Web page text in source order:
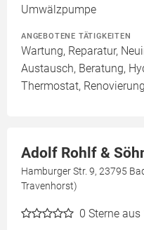
Umwälzpumpe
ANGEBOTENE TÄTIGKEITEN
Wartung, Reparatur,
Austausch, Beratung,
Thermostat,
Adolf Rohlf &
Hamburger Str. 9, 23795
Travenhorst)
0 Sterne